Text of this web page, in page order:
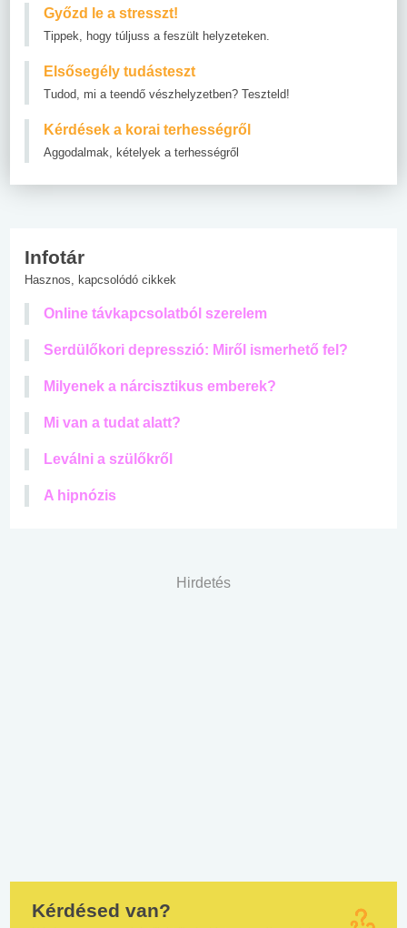
Győzd le a stresszt!
Tippek, hogy túljuss a feszült helyzeteken.
Elsősegély tudásteszt
Tudod, mi a teendő vészhelyzetben? Teszteld!
Kérdések a korai terhességről
Aggodalmak, kételyek a terhességről
Infotár
Hasznos, kapcsolódó cikkek
Online távkapcsolatból szerelem
Serdülőkori depresszió: Miről ismerhető fel?
Milyenek a nárcisztikus emberek?
Mi van a tudat alatt?
Leválni a szülőkről
A hipnózis
Hirdetés
Kérdésed van?